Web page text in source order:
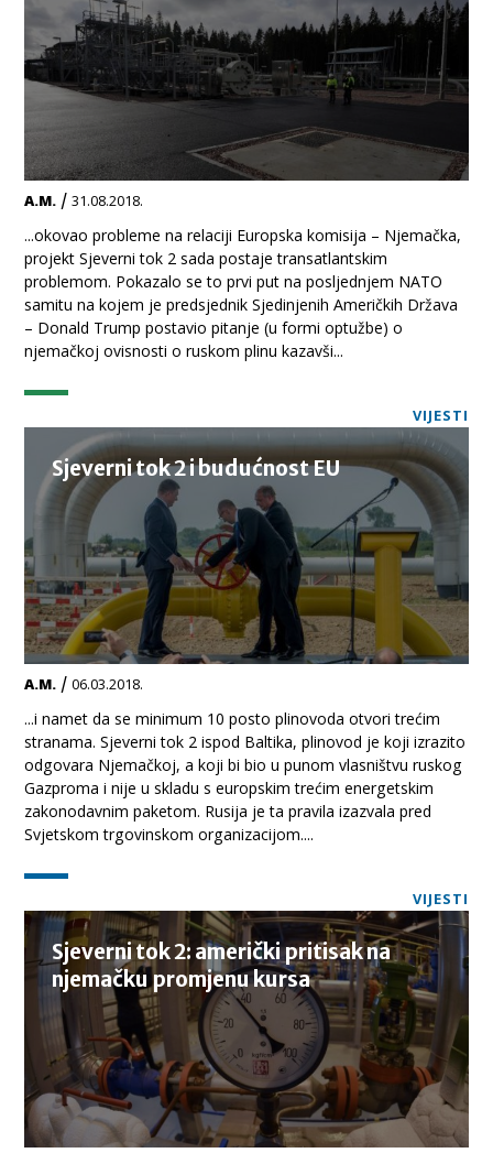
A.M. /31.08.2018.
...okovao probleme na relaciji Europska komisija – Njemačka,
projekt Sjeverni tok 2 sada postaje transatlantskim
problemom. Pokazalo se to prvi put na posljednjem NATO
samitu na kojem je predsjednik Sjedinjenih Američkih Država
– Donald Trump postavio pitanje (u formi optužbe) o
njemačkoj ovisnosti o ruskom plinu kazavši...
VIJESTI
Sjeverni tok 2 i budućnost EU
A.M. /06.03.2018.
...i namet da se minimum 10 posto plinovoda otvori trećim
stranama. Sjeverni tok 2 ispod Baltika, plinovod je koji izrazito
odgovara Njemačkoj, a koji bi bio u punom vlasništvu ruskog
Gazproma i nije u skladu s europskim trećim energetskim
zakonodavnim paketom. Rusija je ta pravila izazvala pred
Svjetskom trgovinskom organizacijom....
VIJESTI
Sjeverni tok 2: američki pritisak na
njemačku promjenu kursa